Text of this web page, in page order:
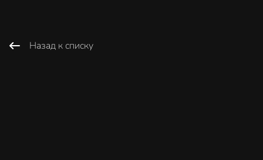
Назад к списку